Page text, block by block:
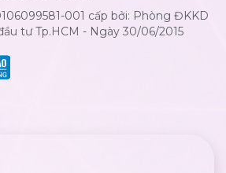
001 cấp bởi: Phòng ĐKKD
tư Tp.HCM - Ngày 30/06/2015